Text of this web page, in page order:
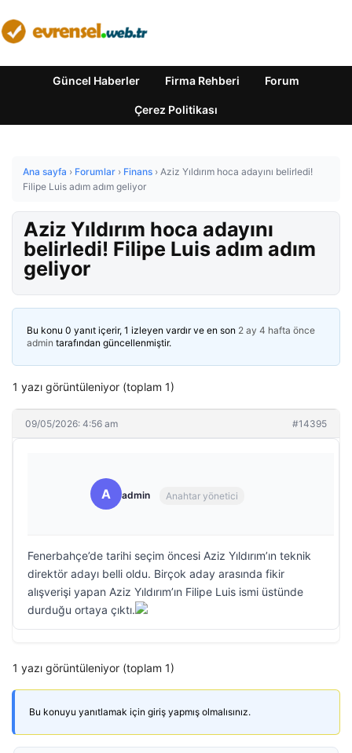
Güncel Haberler Firma Rehberi Forum
Çerez Politikası
Ana sayfa › Forumlar › Finans › Aziz Yıldırım hoca adayını belirledi!
Filipe Luis adım adım geliyor
Aziz Yıldırım hoca adayını
belirledi! Filipe Luis adım adım
geliyor
Bu konu 0 yanıt içerir, 1 izleyen vardır ve en son 2 ay 4 hafta önce
admin tarafından güncellenmiştir.
1 yazı görüntüleniyor (toplam 1)
09/05/2026: 4:56 am #14395
A admin Anahtar yönetici
Fenerbahçe’de tarihi seçim öncesi Aziz Yıldırım’ın teknik
direktör adayı belli oldu. Birçok aday arasında fikir
alışverişi yapan Aziz Yıldırım’ın Filipe Luis ismi üstünde
durduğu ortaya çıktı.
1 yazı görüntüleniyor (toplam 1)
Bu konuyu yanıtlamak için giriş yapmış olmalısınız.